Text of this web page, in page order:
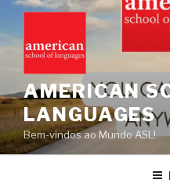
Skip
content
AMERICAN
LANGUAGES
Bem-vindos ao Mundo ASL!